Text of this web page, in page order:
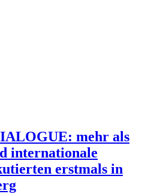
mehr als
internationale
erstmals in